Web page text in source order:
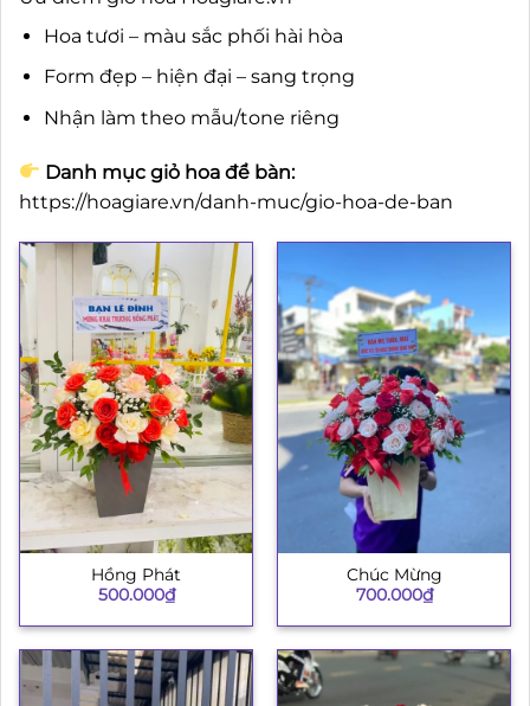
Hoa tươi – màu sắc phối hài hòa
Form đẹp – hiện đại – sang trọng
Nhận làm theo mẫu/tone riêng
Danh mục giỏ hoa để bàn:
https://hoagiare.vn/danh-muc/gio-hoa-de-ban
Hồng Phát
500.000₫
Chúc Mừng
700.000₫